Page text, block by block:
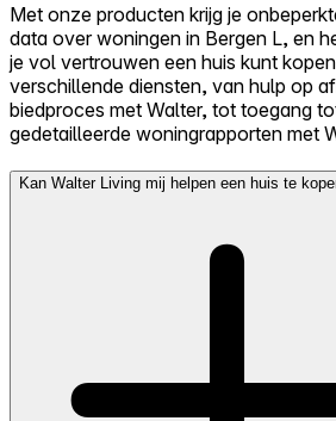
Met onze producten krijg je
data over woningen in Bergen L, en
je vol vertrouwen een huis kunt
verschillende diensten, van hulp op
biedproces met Walter, tot toegang
gedetailleerde woningrapporten met
Kan Walter Living mij helpen een huis te